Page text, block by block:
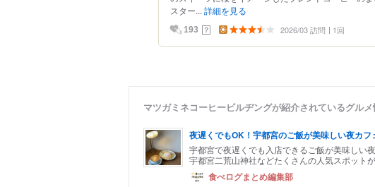
スター... 詳細を見る
193 ？ 2026/03 訪問 1回
マツガミネコーヒービルヂングが紹介されているグル
夜遅くでもOK！宇都宮のご飯が美味しい夜カフ
宇都宮で夜遅くでも入店できるご飯が美味しい
宇都宮二荒山神社などたくさんの人気スポット
食べログまとめ編集部